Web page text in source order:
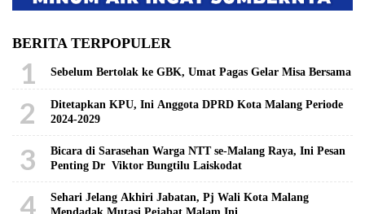
BERITA TERPOPULER
1 Sebelum Bertolak ke GBK, Umat Pagas Gelar Misa Bersama
2
Ditetapkan KPU, Ini Anggota DPRD Kota Malang Periode
2024-2029
3
Bicara di Sarasehan Warga NTT se-Malang Raya, Ini Pesan
Penting Dr Viktor Bungtilu Laiskodat
4
Sehari Jelang Akhiri Jabatan, Pj Wali Kota Malang